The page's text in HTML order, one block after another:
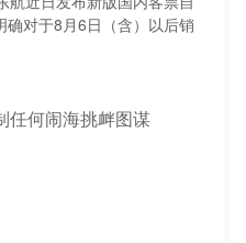
对于8月6日（含）以后销